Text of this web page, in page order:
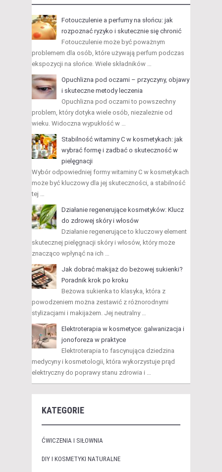
Fotouczulenie a perfumy na słońcu: jak
rozpoznać ryzyko i skutecznie się chronić
Fotouczulenie może być poważnym
problemem dla osób, które używają perfum podczas
ekspozycji na słońce. Wiele składników …
Opuchlizna pod oczami – przyczyny, objawy
i skuteczne metody leczenia
Opuchlizna pod oczami to powszechny
problem, który dotyka wiele osób, niezależnie od
wieku. Widoczna wypukłość w …
Stabilność witaminy C w kosmetykach: jak
wybrać formę i zadbać o skuteczność w
pielęgnacji
Wybór odpowiedniej formy witaminy C w kosmetykach
może być kluczowy dla jej skuteczności, a stabilność
tej …
Działanie regenerujące kosmetyków: Klucz
do zdrowej skóry i włosów
Działanie regenerujące to kluczowy element
skutecznej pielęgnacji skóry i włosów, który może
znacząco wpłynąć na ich …
Jak dobrać makijaż do beżowej sukienki?
Poradnik krok po kroku
Beżowa sukienka to klasyka, która z
powodzeniem można zestawić z różnorodnymi
stylizacjami i makijażem. Jej neutralny …
Elektroterapia w kosmetyce: galwanizacja i
jonoforeza w praktyce
Elektroterapia to fascynująca dziedzina
medycyny i kosmetologii, która wykorzystuje prąd
elektryczny do poprawy stanu zdrowia i …
KATEGORIE
ĆWICZENIA I SIŁOWNIA
DIY I KOSMETYKI NATURALNE